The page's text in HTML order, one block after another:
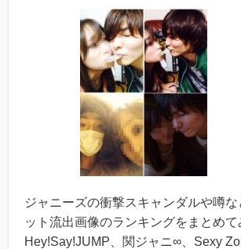
ジャニーズの衝撃スキャンダルや噂な
ット流出画像のランキングをまとめて
Hey!Say!JUMP、関ジャニ∞、Sexy